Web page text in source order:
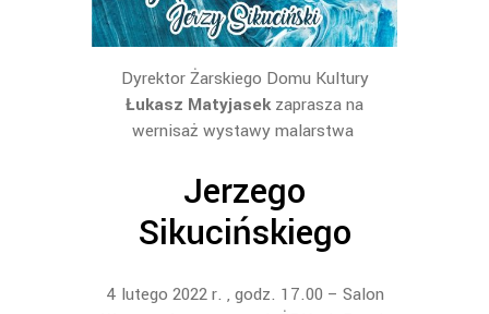
Dyrektor Żarskiego Domu Kultury
Łukasz Matyjasekzaprasza na
wernisaż wystawy malarstwa
Jerzego
Sikucińskiego
4 lutego 2022 r. , godz. 17.00 – Salon